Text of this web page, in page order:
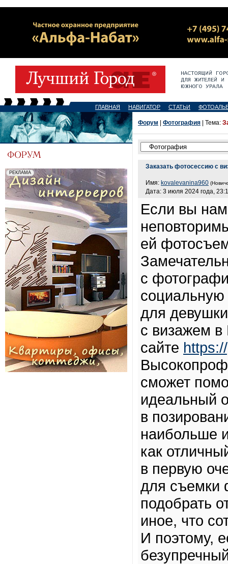
ГЛАВНАЯ НАВИГАТОР СТАТЬИ
Форум Фотография | Тема:
Заказать фотосессию с
Имя: kovalevanina960
Дата: 3 июля 2024 года,
Если вы
ей
с
социальную
для
с визажем в
сайте
сможет
идеальный
в
наибольше
как
в первую
для съемки
подобрать
иное, что
И поэтому,